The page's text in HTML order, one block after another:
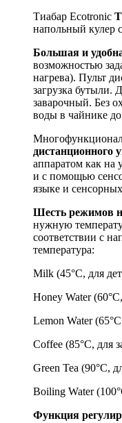
Тиабар Ecotronic
напольный кулер
Большая и
возможностью
нагрева). Пульт
загрузка бутыли.
заварочный. Без
воды в чайнике
дистанционного
аппаратом как на
и с помощью
языке и
Шесть режимов
нужную
соответствии с
температура:
Milk (45°С, для
Honey Water
Lemon Water
Coffee (85°С, для
Green Tea (90°С,
Boiling Water
Функция